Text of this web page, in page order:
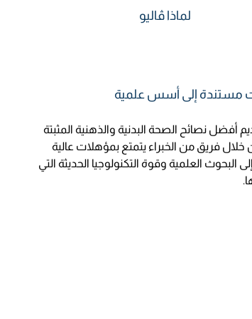
لماذا ڤاليو
مستندة إلى أسس علمية
أفضل نصائح الصحة البدنية والذهنية المثبتة
خلال فريق من الخبراء يتمتع بمؤهلات عالية
البحوث العلمية وقوة التكنولوجيا الحديثة التي